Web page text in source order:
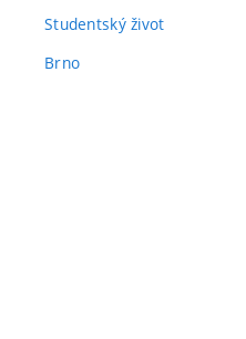
Studentský život
Brno